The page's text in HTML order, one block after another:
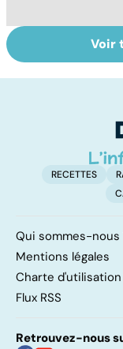
Tout savoir
les infections
Voir
RECETTES
Qui sommes-nous
Mentions légales
Charte d'utilisation
Flux RSS
Retrouvez-nous